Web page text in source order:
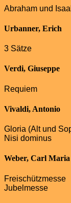
Abraham und
Urbanner, Erich
3 Sätze
Verdi, Giuseppe
Requiem
Vivaldi, Antonio
Gloria (Alt und
Nisi dominus
Weber, Carl
Freischützmesse
Jubelmesse